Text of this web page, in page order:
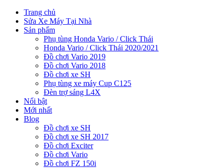
Trang chủ
Sửa Xe Máy Tại Nhà
Sản phẩm
Phụ tùng Honda Vario / Click Thái
Honda Vario / Click Thái 2020/2021
Đồ chơi Vario 2019
Đồ chơi Vario 2018
Đồ chơi xe SH
Phụ tùng xe máy Cup C125
Đèn trợ sáng L4X
Nổi bật
Mới nhất
Blog
Đồ chơi xe SH
Đồ chơi xe SH 2017
Đồ chơi Exciter
Đồ chơi Vario
Đồ chơi FZ 150i